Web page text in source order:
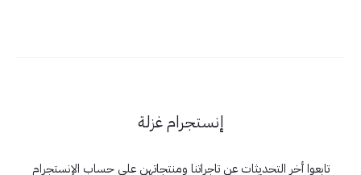
إنستجرام غزلة
تابعوا أخر التحديثات عن تاجراتنا ومنتجاتهن على حساب الإنستجرام